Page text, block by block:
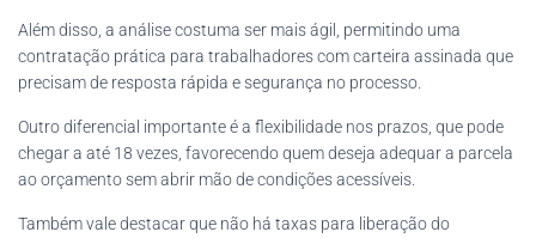
Além disso, a análise costuma ser mais ágil, permitindo uma
contratação prática para trabalhadores com carteira assinada que
precisam de resposta rápida e segurança no processo.
Outro diferencial importante é a flexibilidade nos prazos, que pode
chegar a até 18 vezes, favorecendo quem deseja adequar a parcela
ao orçamento sem abrir mão de condições acessíveis.
Também vale destacar que não há taxas para liberação do